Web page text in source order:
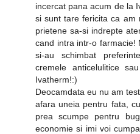
incercat pana acum de la
si sunt tare fericita ca am
prietene sa-si indrepte
cand intra intr-o farmacie!
si-au schimbat
cremele anticelulitice
Ivatherm!:)
Deocamdata eu nu am
afara uneia pentru fata,
prea scumpe pentru
economie si imi voi